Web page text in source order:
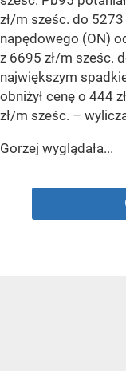
zł/m sześc. do
napędowego (ON)
z 6695 zł/m sześc.
największym
obniżył cenę o 444
zł/m sześc. –
Gorzej wyglądała...